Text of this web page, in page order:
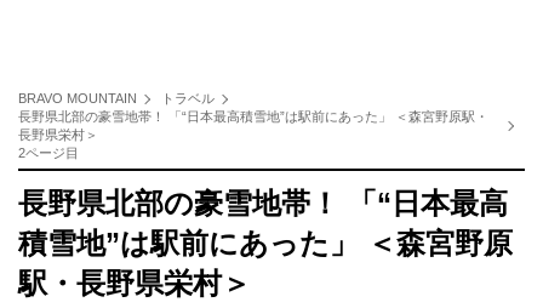
BRAVO MOUNTAIN
トラベル
長野県北部の豪雪地帯！ 「“日本最高積雪地”は駅前にあった」 ＜森宮野原駅・
長野県栄村＞
2ページ目
長野県北部の豪雪地帯！ 「“日本最高
積雪地”は駅前にあった」 ＜森宮野原
駅・長野県栄村＞